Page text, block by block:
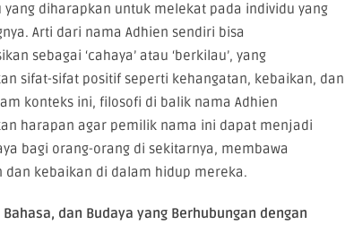
diharapkan untuk melekat pada individu yang
Arti dari nama Adhien sendiri bisa
sebagai ‘cahaya’ atau ‘berkilau’, yang
sifat-sifat positif seperti kehangatan, kebaikan, dan
konteks ini, filosofi di balik nama Adhien
harapan agar pemilik nama ini dapat menjadi
bagi orang-orang di sekitarnya, membawa
dan kebaikan di dalam hidup mereka.
Bahasa, dan Budaya yang Berhubungan dengan